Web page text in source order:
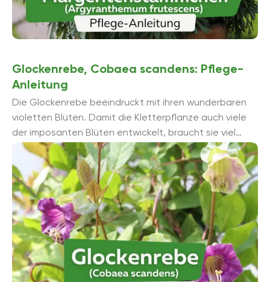
Glockenrebe, Cobaea scandens: Pflege-
Anleitung
Die Glockenrebe beeindruckt mit ihren wunderbaren
violetten Blüten. Damit die Kletterpflanze auch viele
der imposanten Blüten entwickelt, braucht sie viel
Sonne und ausreichend Wasser. Sonst stellt die
Pflanze, ...